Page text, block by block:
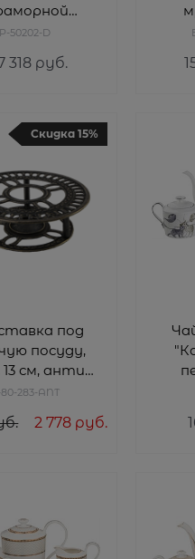
50202-D
318 руб.
Скидка 15%
под
посуду,
см, антик
283-ANT
283-ANT
2 778 руб.